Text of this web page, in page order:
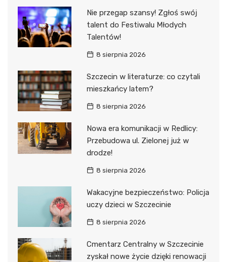
Nie przegap szansy! Zgłoś swój
talent do Festiwalu Młodych
Talentów!
8 sierpnia 2026
Szczecin w literaturze: co czytali
mieszkańcy latem?
8 sierpnia 2026
Nowa era komunikacji w Redlicy:
Przebudowa ul. Zielonej już w
drodze!
8 sierpnia 2026
Wakacyjne bezpieczeństwo: Policja
uczy dzieci w Szczecinie
8 sierpnia 2026
Cmentarz Centralny w Szczecinie
zyskał nowe życie dzięki renowacji